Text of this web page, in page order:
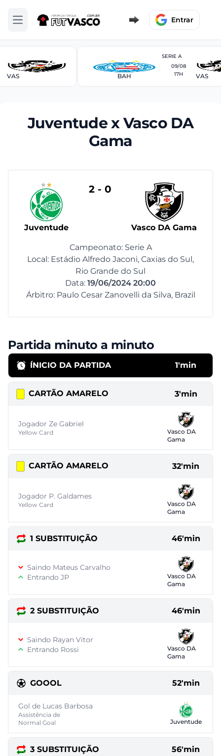
Abrir menu Entrar
VAS
SERIE A
BAH
09/08
17H
VAS
Juventude x Vasco DA
Gama
Juventude
2 - 0
Vasco DA Gama
Campeonato: Serie A
Local: Estádio Alfredo Jaconi, Caxias do Sul,
Rio Grande do Sul
Data: 19/06/2024 20:00
Árbitro: Paulo Cesar Zanovelli da Silva, Brazil
Partida minuto a minuto
ÍNICIO DA PARTIDA 1'min
CARTÃO AMARELO 3'min
Jogador Ze Gabriel
Yellow Card
Vasco DA
Gama
CARTÃO AMARELO 32'min
Jogador P. Galdames
Yellow Card
Vasco DA
Gama
1 SUBSTITUIÇÃO 46'min
Saindo Mateus Carvalho
Entrando JP
Vasco DA
Gama
2 SUBSTITUIÇÃO 46'min
Saindo Rayan Vitor
Entrando Rossi
Vasco DA
Gama
GOOOL 52'min
Gol de Lucas Barbosa
Assistência de
Normal Goal
Juventude
3 SUBSTITUIÇÃO 56'min